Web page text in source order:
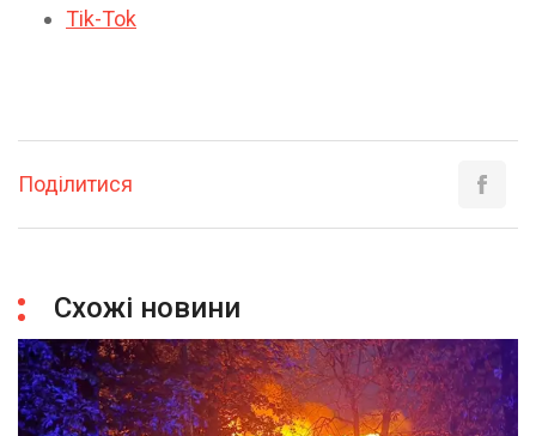
Tik-Tok
Поділитися
Схожі новини